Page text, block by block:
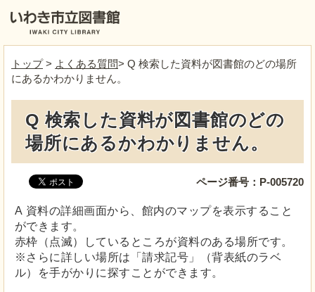
トップ> よくある質問> Q 検索した資料が図書館のどの場所
にあるかわかりません。
Q 検索した資料が図書館のどの
場所にあるかわかりません。
ページ番号：P-005720
A 資料の詳細画面から、館内のマップを表示すること
ができます。
赤枠（点滅）しているところが資料のある場所です。
※さらに詳しい場所は「請求記号」（背表紙のラベ
ル）を手がかりに探すことができます。